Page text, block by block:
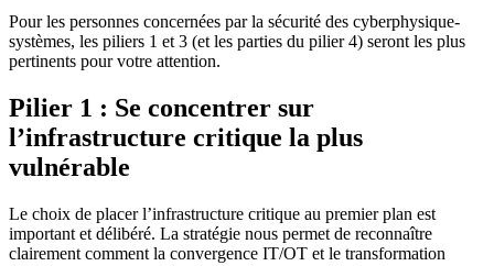
Pour les personnes concernées par la sécurité des cyberphysique-
systèmes, les piliers 1 et 3 (et les parties du pilier 4) seront les plus
pertinents pour votre attention.
Pilier 1 : Se concentrer sur
l’infrastructure critique la plus
vulnérable
Le choix de placer l’infrastructure critique au premier plan est
important et délibéré. La stratégie nous permet de reconnaître
clairement comment la convergence IT/OT et le transformation